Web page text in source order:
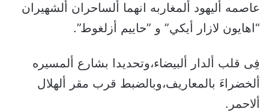
عاصمه أليهود ألمغاربه انهما ألساحران ألشهيران
“اهايون لازار أيكي” و ”حاييم أزلغوط”.
فِى قلب ألدار ألبيضاء،وتحديدا بشارع ألمسيره
ألخضراءَ بالمعاريف،وبالضبط قرب مقر ألهلال
ألاحمر.